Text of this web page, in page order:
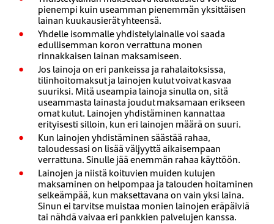
pienempi kuin useamman pienemmän yksittäisen
lainan kuukausierät yhteensä.
Yhdelle isommalle yhdistelylainalle voi saada
edullisemman koron verrattuna monen
rinnakkaisen lainan maksamiseen.
Jos lainoja on eri pankeissa ja rahalaitoksissa,
tilinhoitomaksut ja lainojen kulut voivat kasvaa
suuriksi. Mitä useampia lainoja sinulla on, sitä
useammasta lainasta joudut maksamaan erikseen
omat kulut. Lainojen yhdistäminen kannattaa
erityisesti silloin, kun eri lainojen määrä on suuri.
Kun lainojen yhdistäminen säästää rahaa,
taloudessasi on lisää väljyyttä aikaisempaan
verrattuna. Sinulle jää enemmän rahaa käyttöön.
Lainojen ja niistä koituvien muiden kulujen
maksaminen on helpompaa ja talouden hoitaminen
selkeämpää, kun maksettavana on vain yksi laina.
Sinun ei tarvitse muistaa monien lainojen eräpäiviä
tai nähdä vaivaa eri pankkien palvelujen kanssa.